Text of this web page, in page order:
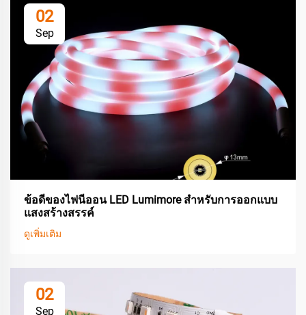
02
Sep
ข้อดีของไฟนีออน LED Lumimore สำหรับการออกแบบ
แสงสร้างสรรค์
ดูเพิ่มเติม
02
Sep